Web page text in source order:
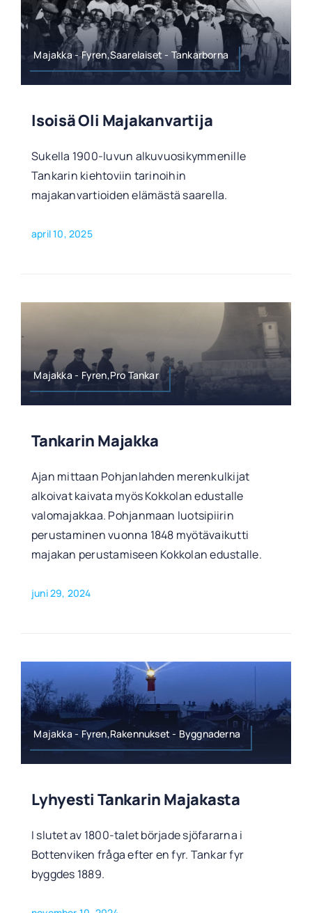
Majakka - Fyren,Saarelaiset - Tankarborna
Isoisä Oli Majakanvartija
Sukella 1900-luvun alkuvuosikymmenille
Tankarin kiehtoviin tarinoihin
majakanvartioiden elämästä saarella.
april 10, 2025
Majakka - Fyren,Pro Tankar
Tankarin Majakka
Ajan mittaan Pohjanlahden merenkulkijat
alkoivat kaivata myös Kokkolan edustalle
valomajakkaa. Pohjanmaan luotsipiirin
perustaminen vuonna 1848 myötävaikutti
majakan perustamiseen Kokkolan edustalle.
juni 29, 2024
Majakka - Fyren,Rakennukset - Byggnaderna
Lyhyesti Tankarin Majakasta
I slutet av 1800-talet började sjöfararna i
Bottenviken fråga efter en fyr. Tankar fyr
byggdes 1889.